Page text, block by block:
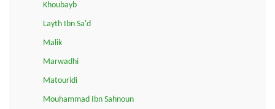
Khoubayb
Layth Ibn Sa'd
Malik
Marwadhi
Matouridi
Mouhammad Ibn Sahnoun